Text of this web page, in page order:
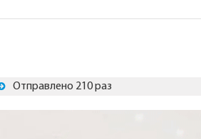
Отправлено 210 раз